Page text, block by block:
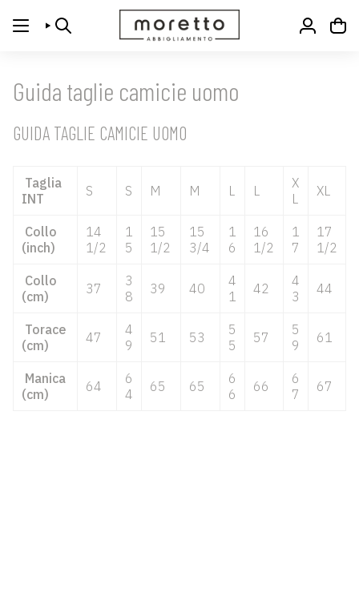
contenutoCERCA
Guida taglie camicie uomo
GUIDA TAGLIE CAMICIE UOMO
Taglia
INT
S S M M L L
X
L
XL
Collo
(inch)
14
1/2
1
5
15
1/2
15
3/4
1
6
16
1/2
1
7
17
1/2
Collo
(cm)
37
3
8
39 40
4
1
42
4
3
44
Torace
(cm)
47
4
9
51 53
5
5
57
5
9
61
Manica
(cm)
64
6
4
65 65
6
6
66
6
7
67